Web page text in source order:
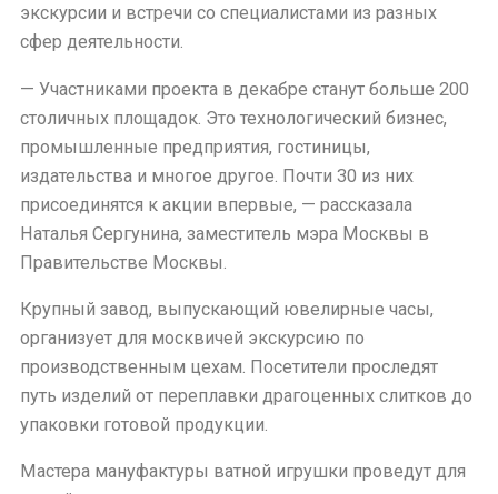
экскурсии и встречи со специалистами из разных
сфер деятельности.
— Участниками проекта в декабре станут больше 200
столичных площадок. Это технологический бизнес,
промышленные предприятия, гостиницы,
издательства и многое другое. Почти 30 из них
присоединятся к акции впервые, — рассказала
Наталья Сергунина, заместитель мэра Москвы в
Правительстве Москвы.
Крупный завод, выпускающий ювелирные часы,
организует для москвичей экскурсию по
производственным цехам. Посетители проследят
путь изделий от переплавки драгоценных слитков до
упаковки готовой продукции.
Мастера мануфактуры ватной игрушки проведут для